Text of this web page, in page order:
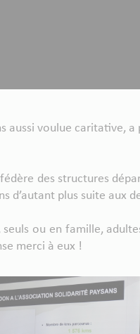
aussi voulue caritative,
des structures
d’autant plus suite aux
ou en famille,
merci à eux !